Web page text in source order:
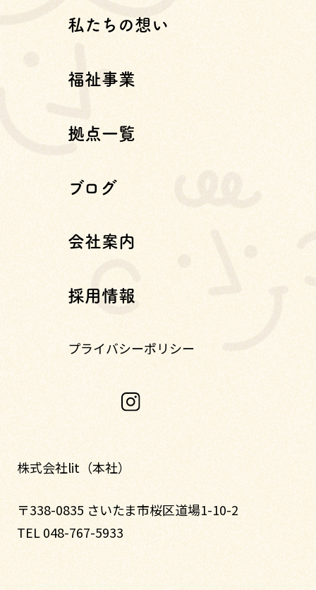
私たちの想い
福祉事業
拠点一覧
ブログ
会社案内
採用情報
プライバシーポリシー
株式会社lit（本社）
〒338-0835 さいたま市桜区道場1-10-2
TEL 048-767-5933